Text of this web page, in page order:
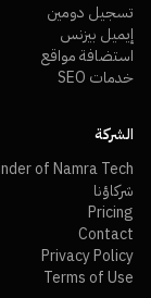
تسجيل دومين
إيميل بيزنس
استضافة مواقع
خدمات SEO
الشركة
of Namra Tech
شركاؤنا
Pricing
Contact
Privacy Policy
Terms of Use